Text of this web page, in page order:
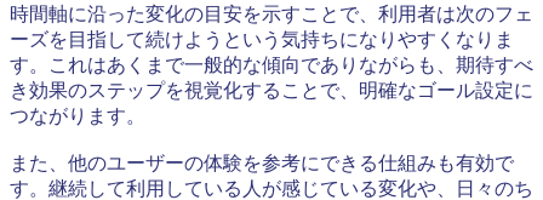
時間軸に沿った変化の目安を示すことで、利用者は次のフェ
ーズを目指して続けようという気持ちになりやすくなりま
す。これはあくまで一般的な傾向でありながらも、期待すべ
き効果のステップを視覚化することで、明確なゴール設定に
つながります。
また、他のユーザーの体験を参考にできる仕組みも有効で
す。継続して利用している人が感じている変化や、日々のち